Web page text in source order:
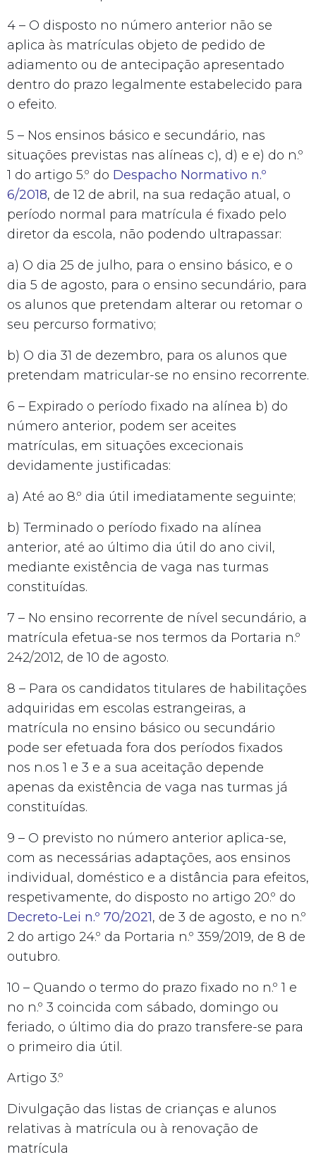
4 – O disposto no número anterior não se
aplica às matrículas objeto de pedido de
adiamento ou de antecipação apresentado
dentro do prazo legalmente estabelecido para
o efeito.
5 – Nos ensinos básico e secundário, nas
situações previstas nas alíneas c), d) e e) do n.º
1 do artigo 5.º do Despacho Normativo n.º
6/2018, de 12 de abril, na sua redação atual, o
período normal para matrícula é fixado pelo
diretor da escola, não podendo ultrapassar:
a) O dia 25 de julho, para o ensino básico, e o
dia 5 de agosto, para o ensino secundário, para
os alunos que pretendam alterar ou retomar o
seu percurso formativo;
b) O dia 31 de dezembro, para os alunos que
pretendam matricular-se no ensino recorrente.
6 – Expirado o período fixado na alínea b) do
número anterior, podem ser aceites
matrículas, em situações excecionais
devidamente justificadas:
a) Até ao 8.º dia útil imediatamente seguinte;
b) Terminado o período fixado na alínea
anterior, até ao último dia útil do ano civil,
mediante existência de vaga nas turmas
constituídas.
7 – No ensino recorrente de nível secundário, a
matrícula efetua-se nos termos da Portaria n.º
242/2012, de 10 de agosto.
8 – Para os candidatos titulares de habilitações
adquiridas em escolas estrangeiras, a
matrícula no ensino básico ou secundário
pode ser efetuada fora dos períodos fixados
nos n.os 1 e 3 e a sua aceitação depende
apenas da existência de vaga nas turmas já
constituídas.
9 – O previsto no número anterior aplica-se,
com as necessárias adaptações, aos ensinos
individual, doméstico e a distância para efeitos,
respetivamente, do disposto no artigo 20.º do
Decreto-Lei n.º 70/2021, de 3 de agosto, e no n.º
2 do artigo 24.º da Portaria n.º 359/2019, de 8 de
outubro.
10 – Quando o termo do prazo fixado no n.º 1 e
no n.º 3 coincida com sábado, domingo ou
feriado, o último dia do prazo transfere-se para
o primeiro dia útil.
Artigo 3.º
Divulgação das listas de crianças e alunos
relativas à matrícula ou à renovação de
matrícula